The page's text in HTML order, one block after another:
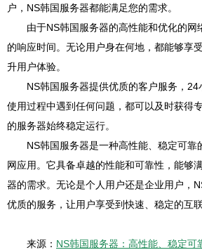
户，NS韩国服务器都能满足您的需求。
由于NS韩国服务器的高性能和优化的网
的响应时间。无论用户身在何地，都能够享
升用户体验。
NS韩国服务器提供优质的客户服务，
使用过程中遇到任何问题，都可以及时获得
的服务器始终稳定运行。
NS韩国服务器是一种高性能、稳定可靠
网应用。它具备卓越的性能和可靠性，能够
器的需求。无论是个人用户还是企业用户，
优质的服务，让用户享受到快速、稳定的互联
来源： NS韩国服务器：高性能、稳定可